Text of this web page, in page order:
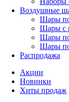
Воздушные
Шары
Шары с
Шары
Шары
Распродажа
Акции
Новинки
Хиты продаж